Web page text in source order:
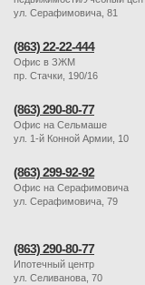
ул. Серафимовича, 81
(863) 22-22-444
Офис в ЗЖМ
пр. Стачки, 190/16
(863) 290-80-77
Офис на Сельмаше
ул. 1-й Конной Армии, 10
(863) 299-92-92
Офис на Серафимовича
ул. Серафимовича, 79
(863) 290-80-77
Ипотечный центр
ул. Селиванова, 70